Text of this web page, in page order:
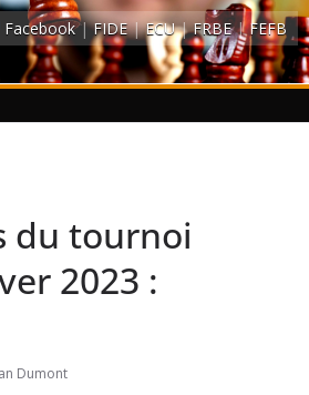
du tournoi
2023 :
Dumont
Facebook| FIDE| ECU| FRBE| FEFB